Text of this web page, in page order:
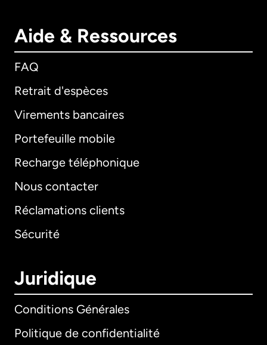
Aide & Ressources
FAQ
Retrait d'espèces
Virements bancaires
Portefeuille mobile
Recharge téléphonique
Nous contacter
Réclamations clients
Sécurité
Juridique
Conditions Générales
Politique de confidentialité